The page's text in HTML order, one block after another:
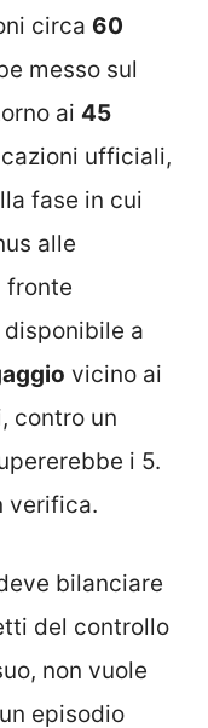
circa 60
messo sul
ai 45
ufficiali,
fase in cui
alle
fronte
a
vicino ai
contro un
i 5.
verifica.
bilanciare
del controllo
non vuole
episodio